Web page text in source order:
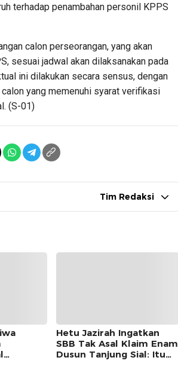
terhadap penambahan personil KPPS
calon perseorangan, yang akan
sesuai jadwal akan dilaksanakan pada
ini dilakukan secara sensus, dengan
yang memenuhi syarat verifikasi
(S-01)
Tim Redaksi
Hetu Jazirah Ingatkan
SBB Tak Asal Klaim Enam
Dusun Tanjung Sial: Itu